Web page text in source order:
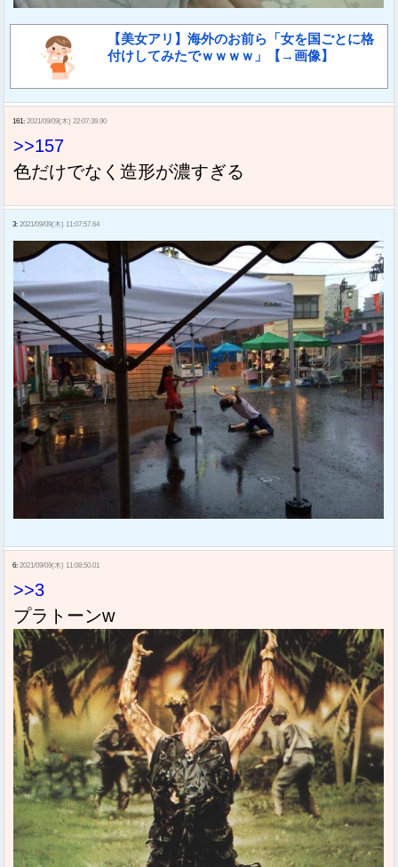
【美女アリ】海外のお前ら「女を国ごとに格
付けしてみたでｗｗｗｗ」【→画像】
161: 2021/09/09(木) 22:07:39.90
>>157
色だけでなく造形が濃すぎる
3: 2021/09/09(木) 11:07:57.64
6: 2021/09/09(木) 11:08:50.01
>>3
プラトーンw